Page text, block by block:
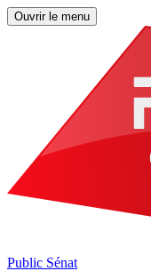
Ouvrir le menu
Public Sénat